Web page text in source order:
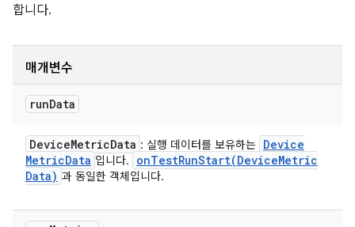
합니다.
매개변수
runData
DeviceMetricData : 실행 데이터를 보유하는 Device
MetricData 입니다. onTestRunStart(DeviceMetric
Data) 과 동일한 객체입니다.